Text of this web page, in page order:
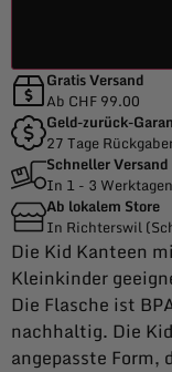
Gratis Versand
Ab CHF 99.00
Geld-zurück-
27 Tage
Schneller Versand
In 1 - 3 Werktagen
Ab lokalem Store
In Richterswil
Die Kid Kanteen
Kleinkinder
Die Flasche ist
nachhaltig. Die
angepasste Form,